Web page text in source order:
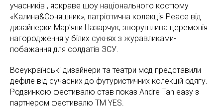
учасників , яскраве шоу національного костюму
«Калина&Соняшник», патріотична колекція Peace від
дизайнерки Марʼяни Назарчук, зворушлива церемонія
нагородження у білих сукнях з журавликами-
побажання для солдатів ЗСУ.
Всеукраїнські дизайнери та театри мод представили
дефіле від сучасних до футуристичних колекцій одягу.
Родзинкою фестивалю став показ Andre Tan easy з
партнером фестивалю ТМ YES.